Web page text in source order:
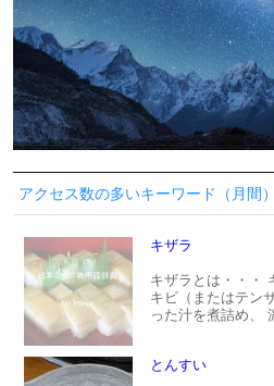
アクセス数の多いキーワード（月間）
キザラ
キザラとは・・・
キビ（またはテン
った汁を煮詰め、
とんすい